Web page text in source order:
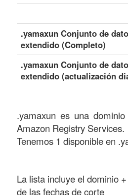
.yamaxun Conjunto de
extendido (Completo)
.yamaxun Conjunto de
extendido (actualización
.yamaxun es una
Amazon Registry Services.
Tenemos 1 disponible en
La lista incluye el dominio
de las fechas de corte